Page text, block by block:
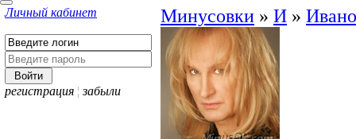
Личный кабинет
регистрация ¦ забыли
Минусовки » И »